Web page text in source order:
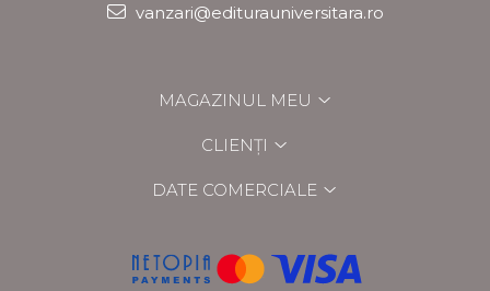
vanzari@editurauniversitara.ro
MAGAZINUL MEU
CLIENȚI
DATE COMERCIALE